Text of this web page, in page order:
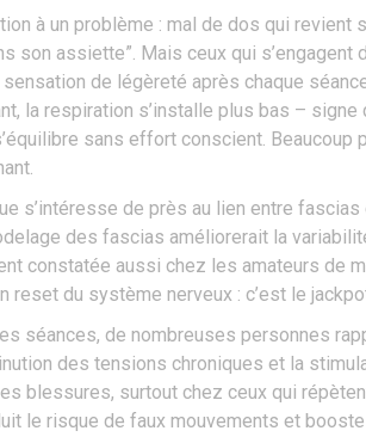
à un problème : mal de dos qui
son assiette”. Mais ceux qui
de légèreté après chaque
la respiration s’installe plus bas –
sans effort conscient.
s’intéresse de près au lien entre
des fascias améliorerait la
constatée aussi chez les amateurs de
du système nerveux : c’est le
séances, de nombreuses personnes
des tensions chroniques et la
blessures, surtout chez ceux qui
le risque de faux mouvements et